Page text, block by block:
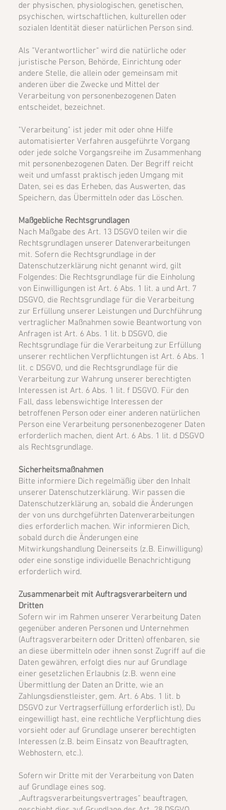
der physischen, physiologischen, genetischen,
psychischen, wirtschaftlichen, kulturellen oder
sozialen Identität dieser natürlichen Person sind.
Als "Verantwortlicher“ wird die natürliche oder
juristische Person, Behörde, Einrichtung oder
andere Stelle, die allein oder gemeinsam mit
anderen über die Zwecke und Mittel der
Verarbeitung von personenbezogenen Daten
entscheidet, bezeichnet.
"Verarbeitung" ist jeder mit oder ohne Hilfe
automatisierter Verfahren ausgeführte Vorgang
oder jede solche Vorgangsreihe im Zusammenhang
mit personenbezogenen Daten. Der Begriff reicht
weit und umfasst praktisch jeden Umgang mit
Daten, sei es das Erheben, das Auswerten, das
Speichern, das Übermitteln oder das Löschen.
Maßgebliche Rechtsgrundlagen
Nach Maßgabe des Art. 13 DSGVO teilen wir die
Rechtsgrundlagen unserer Datenverarbeitungen
mit. Sofern die Rechtsgrundlage in der
Datenschutzerklärung nicht genannt wird, gilt
Folgendes: Die Rechtsgrundlage für die Einholung
von Einwilligungen ist Art. 6 Abs. 1 lit. a und Art. 7
DSGVO, die Rechtsgrundlage für die Verarbeitung
zur Erfüllung unserer Leistungen und Durchführung
vertraglicher Maßnahmen sowie Beantwortung von
Anfragen ist Art. 6 Abs. 1 lit. b DSGVO, die
Rechtsgrundlage für die Verarbeitung zur Erfüllung
unserer rechtlichen Verpflichtungen ist Art. 6 Abs. 1
lit. c DSGVO, und die Rechtsgrundlage für die
Verarbeitung zur Wahrung unserer berechtigten
Interessen ist Art. 6 Abs. 1 lit. f DSGVO. Für den
Fall, dass lebenswichtige Interessen der
betroffenen Person oder einer anderen natürlichen
Person eine Verarbeitung personenbezogener Daten
erforderlich machen, dient Art. 6 Abs. 1 lit. d DSGVO
als Rechtsgrundlage.
Sicherheitsmaßnahmen
Bitte informiere Dich regelmäßig über den Inhalt
unserer Datenschutzerklärung. Wir passen die
Datenschutzerklärung an, sobald die Änderungen
der von uns durchgeführten Datenverarbeitungen
dies erforderlich machen. Wir informieren Dich,
sobald durch die Änderungen eine
Mitwirkungshandlung Deinerseits (z.B. Einwilligung)
oder eine sonstige individuelle Benachrichtigung
erforderlich wird.
​Zusammenarbeit mit Auftragsverarbeitern und
Dritten
Sofern wir im Rahmen unserer Verarbeitung Daten
gegenüber anderen Personen und Unternehmen
(Auftragsverarbeitern oder Dritten) offenbaren, sie
an diese übermitteln oder ihnen sonst Zugriff auf die
Daten gewähren, erfolgt dies nur auf Grundlage
einer gesetzlichen Erlaubnis (z.B. wenn eine
Übermittlung der Daten an Dritte, wie an
Zahlungsdienstleister, gem. Art. 6 Abs. 1 lit. b
DSGVO zur Vertragserfüllung erforderlich ist), Du
eingewilligt hast, eine rechtliche Verpflichtung dies
vorsieht oder auf Grundlage unserer berechtigten
Interessen (z.B. beim Einsatz von Beauftragten,
Webhostern, etc.).
Sofern wir Dritte mit der Verarbeitung von Daten
auf Grundlage eines sog.
„Auftragsverarbeitungsvertrages“ beauftragen,